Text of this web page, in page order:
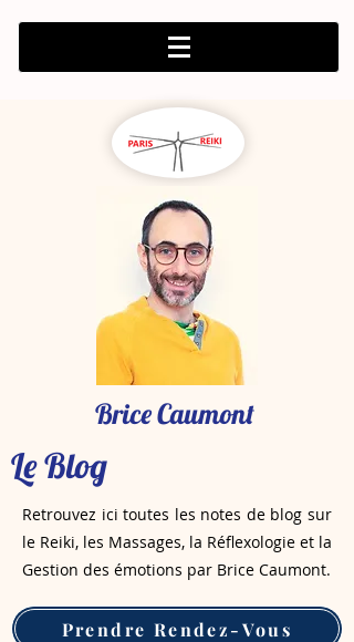
Brice Caumont
Le Blog
Retrouvez ici toutes les notes de blog sur
le Reiki, les Massages, la Réflexologie et la
Gestion des émotions par Brice Caumont.
Prendre Rendez-Vous